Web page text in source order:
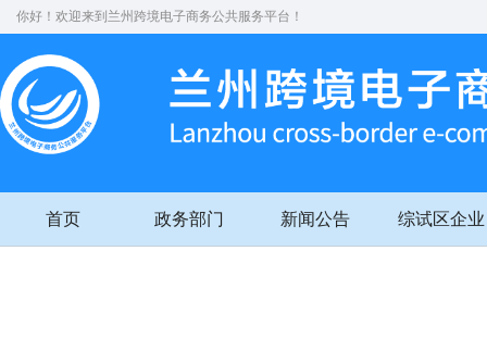
你好！欢迎来到兰州跨境电子商务公共服务平台！
首页 政务部门 新闻公告 综试区企业